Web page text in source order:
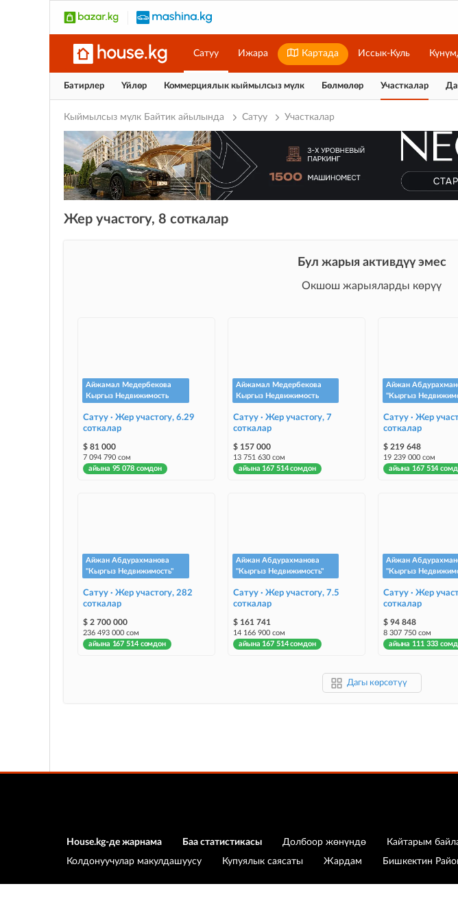
Сатуу Ижара Картада Иссык-Куль
Батирлер Үйлөр Коммерциялык кыймылсыз мүлк Бөлмөлөр Участкалар
Кыймылсыз мүлк Байтик айылында Сатуу Участкалар
Жер участогу, 8 соткалар
Бул жарыя активдүү эмес
Окшош жарыяларды көрүү
Айжамал Медербекова
Кыргыз Недвижимость
Сатуу · Жер участогу, 6.29
соткалар
$ 81 000
7 094 790 сом
айына 95 078 сомдон
Айжамал Медербекова
Кыргыз Недвижимость
Сатуу · Жер участогу, 7
соткалар
$ 157 000
13 751 630 сом
айына 167 514 сомдон
Айжан
"Кыргыз
Сатуу · Жер
соткалар
$ 219 648
19 239 000 сом
айына 167 514
Айжан Абдурахманова
"Кыргыз Недвижимость"
Сатуу · Жер участогу, 282
соткалар
$ 2 700 000
236 493 000 сом
айына 167 514 сомдон
Айжан Абдурахманова
"Кыргыз Недвижимость"
Сатуу · Жер участогу, 7.5
соткалар
$ 161 741
14 166 900 сом
айына 167 514 сомдон
Айжан
"Кыргыз
Сатуу · Жер
соткалар
$ 94 848
8 307 750 сом
айына 111 333
Дагы көрсөтүү
House.kg-де жарнама Баа статистикасы Долбоор жөнүндө
Кайтарым
Колдонуучулар макулдашуусу
Купуялык саясаты Жардам Бишкектин